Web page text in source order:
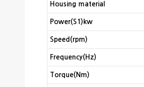
Housing material
Power(S1)kw
Speed(rpm)
Frequency(Hz)
Torque(Nm)